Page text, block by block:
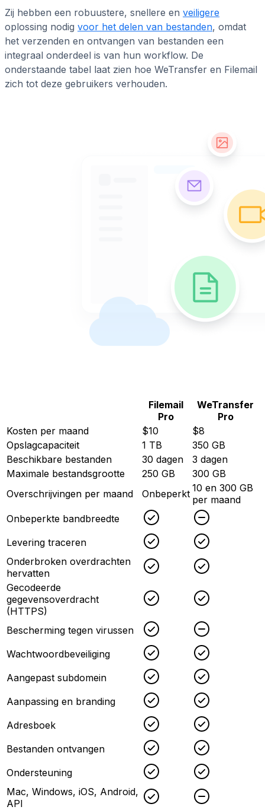
Zij hebben een robuustere, snellere en veiligere
oplossing nodig voor het delen van bestanden, omdat
het verzenden en ontvangen van bestanden een
integraal onderdeel is van hun workflow. De
onderstaande tabel laat zien hoe WeTransfer en Filemail
zich tot deze gebruikers verhouden.
Filemail
Pro
WeTransfer
Pro
Kosten per maand
$10
$8
Opslagcapaciteit
1 TB
350 GB
Beschikbare bestanden
30 dagen
3 dagen
Maximale bestandsgrootte
250 GB
300 GB
Overschrijvingen per maand
Onbeperkt 10 en 300 GB
per maand
Onbeperkte bandbreedte
Checked
Levering traceren Checked
Onderbroken overdrachten
hervatten
Checked
Gecodeerde
gegevensoverdracht
(HTTPS)
Checked
Bescherming tegen virussen Checked
Wachtwoordbeveiliging Checked
Aangepast subdomein Checked
Aanpassing en branding Checked
Adresboek Checked
Bestanden ontvangen Checked
Ondersteuning Checked
Mac, Windows, iOS, Android,
API
Checked